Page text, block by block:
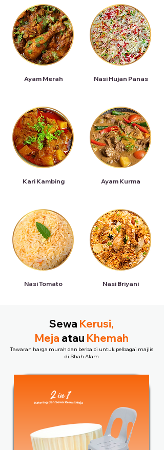
Ayam Merah
Kari Kambing
Nasi Tomato
Nasi Hujan Panas
Ayam Kurma
Nasi Briyani
Sewa Kerusi,
Meja atau Khemah
Tawaran harga murah dan berbaloi untuk pelbagai majlis
di Shah Alam